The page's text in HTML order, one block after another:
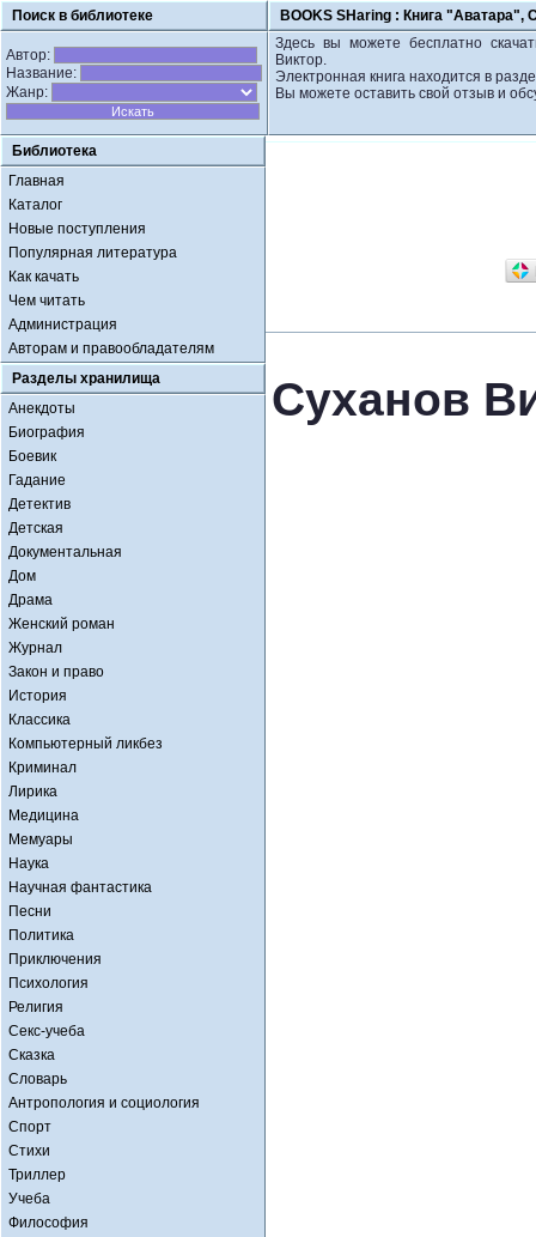
Поиск в библиотеке BOOKS SHaring : Книга "Аватара",
Автор:
Название:
Жанр:
Здесь вы можете бесплатно
Виктор.
Электронная книга находится в
Вы можете оставить свой отзыв и
Библиотека
Главная
Каталог
Новые поступления
Популярная литература
Как качать
Чем читать
Администрация
Авторам и правообладателям
Разделы хранилища
Анекдоты
Биография
Боевик
Гадание
Детектив
Детская
Документальная
Дом
Драма
Женский роман
Журнал
Закон и право
История
Классика
Компьютерный ликбез
Криминал
Лирика
Медицина
Мемуары
Наука
Научная фантастика
Песни
Политика
Приключения
Психология
Религия
Секс-учеба
Сказка
Словарь
Антропология и социология
Спорт
Стихи
Триллер
Учеба
Философия
Суханов